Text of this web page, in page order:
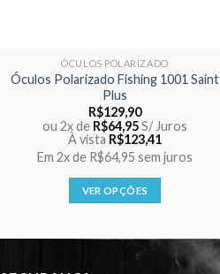
ÓCULOS POLARIZADO
Óculos Polarizado Fishing 1001 Saint
Plus
R$129,90
ou 2x de R$64,95S/ Juros
À vista R$123,41
Em 2xde R$64,95 sem juros
VER OPÇÕES